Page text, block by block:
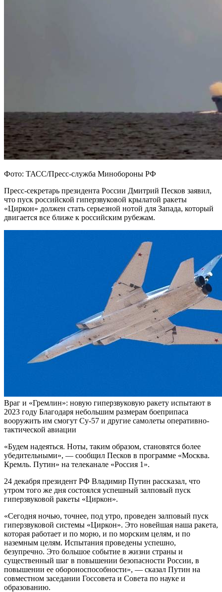
Фото: ТАСС/Пресс-служба Минобороны РФ
Пресс-секретарь президента России Дмитрий Песков заявил,
что пуск российской гиперзвуковой крылатой ракеты
«Циркон» должен стать серьезной нотой для Запада, который
двигается все ближе к российским рубежам.
Враг и «Гремлин»: новую гиперзвуковую ракету испытают в
2023 году Благодаря небольшим размерам боеприпаса
вооружить им смогут Су-57 и другие самолеты оперативно-
тактической авиации
«Будем надеяться. Ноты, таким образом, становятся более
убедительными», — сообщил Песков в программе «Москва.
Кремль. Путин» на телеканале «Россия 1».
24 декабря президент РФ Владимир Путин рассказал, что
утром того же дня состоялся успешный залповый пуск
гиперзвуковой ракеты «Циркон».
«Сегодня ночью, точнее, под утро, проведен залповый пуск
гиперзвуковой системы «Циркон». Это новейшая наша ракета,
которая работает и по морю, и по морским целям, и по
наземным целям. Испытания проведены успешно,
безупречно. Это большое событие в жизни страны и
существенный шаг в повышении безопасности России, в
повышении ее обороноспособности», — сказал Путин на
совместном заседании Госсовета и Совета по науке и
образованию.